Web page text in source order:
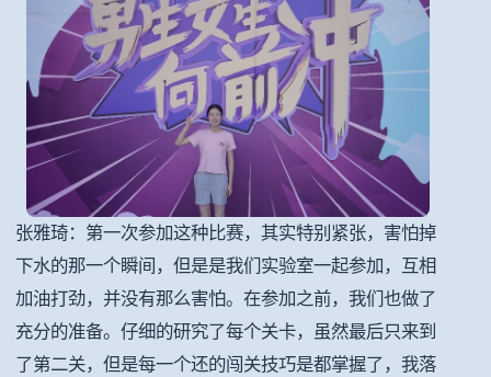
张雅琦：第一次参加这种比赛，其实特别紧张，害怕掉
下水的那一个瞬间，但是是我们实验室一起参加，互相
加油打劲，并没有那么害怕。在参加之前，我们也做了
充分的准备。仔细的研究了每个关卡，虽然最后只来到
了第二关，但是每一个还的闯关技巧是都掌握了，我落